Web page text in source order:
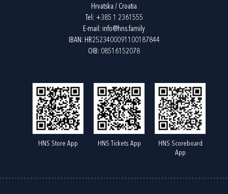
Hrvatska / Croatia
Tel: +385 1 2361555
E-mail: info@hns.family
IBAN: HR2523400091100187844
OIB: 08516152078
HNS Store App HNS Tickets App
HNS Scoreboard
App